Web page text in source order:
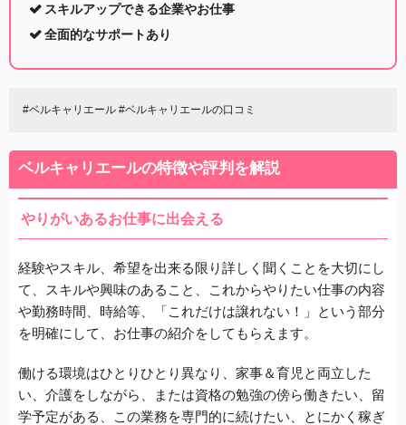
スキルアップできる企業やお仕事
全面的なサポートあり
#ベルキャリエール #ベルキャリエールの口コミ
ベルキャリエールの特徴や評判を解説
やりがいあるお仕事に出会える
経験やスキル、希望を出来る限り詳しく聞くことを大切にし
て、スキルや興味のあること、これからやりたい仕事の内容
や勤務時間、時給等、「これだけは譲れない！」という部分
を明確にして、お仕事の紹介をしてもらえます。
働ける環境はひとりひとり異なり、家事＆育児と両立した
い、介護をしながら、または資格の勉強の傍ら働きたい、留
学予定がある、この業務を専門的に続けたい、とにかく稼ぎ